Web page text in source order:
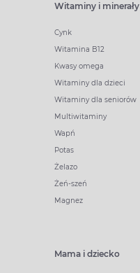
Witaminy i minerały
Cynk
Witamina B12
Kwasy omega
Witaminy dla dzieci
Witaminy dla seniorów
Multiwitaminy
Wapń
Potas
Żelazo
Żeń-szeń
Magnez
Mama i dziecko